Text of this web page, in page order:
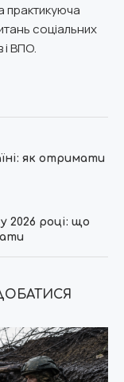
практикуюча
соціальних
і ВПО.
як отримати
2026 році: що